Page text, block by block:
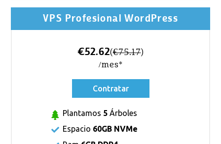
VPS Profesional WordPress
€52.62(€75.17)
/mes*
Contratar
Plantamos 5 Árboles
Espacio 60GB NVMe